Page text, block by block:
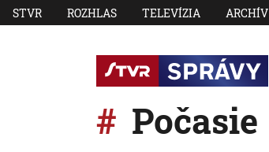
STVR ROZHLAS TELEVÍZIA ARCHÍV
Počasie